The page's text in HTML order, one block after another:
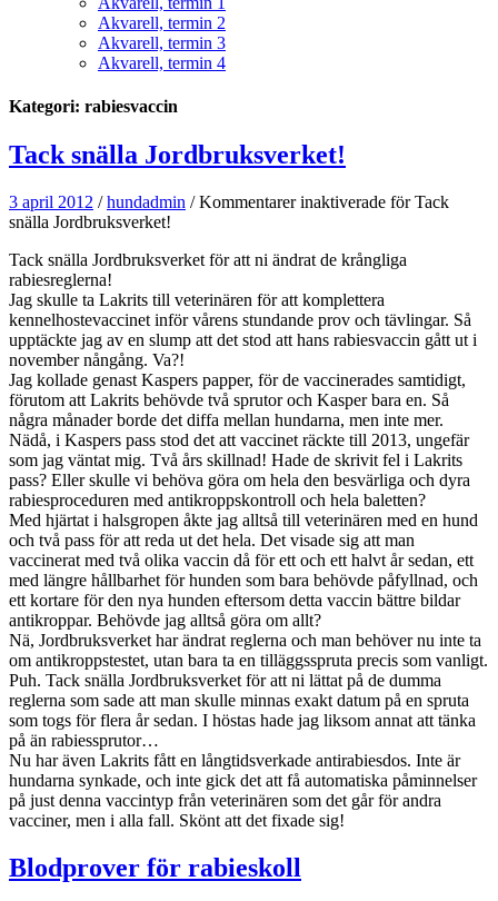
Akvarell, termin 2
Akvarell, termin 3
Akvarell, termin 4
Kategori: rabiesvaccin
Tack snälla Jordbruksverket!
3 april 2012 /hundadmin /Kommentarer inaktiverade för Tack
snälla Jordbruksverket!
Tack snälla Jordbruksverket för att ni ändrat de krångliga
rabiesreglerna!
Jag skulle ta Lakrits till veterinären för att komplettera
kennelhostevaccinet inför vårens stundande prov och tävlingar. Så
upptäckte jag av en slump att det stod att hans rabiesvaccin gått ut i
november nångång. Va?!
Jag kollade genast Kaspers papper, för de vaccinerades samtidigt,
förutom att Lakrits behövde två sprutor och Kasper bara en. Så
några månader borde det diffa mellan hundarna, men inte mer.
Nädå, i Kaspers pass stod det att vaccinet räckte till 2013, ungefär
som jag väntat mig. Två års skillnad! Hade de skrivit fel i Lakrits
pass? Eller skulle vi behöva göra om hela den besvärliga och dyra
rabiesproceduren med antikroppskontroll och hela baletten?
Med hjärtat i halsgropen åkte jag alltså till veterinären med en hund
och två pass för att reda ut det hela. Det visade sig att man
vaccinerat med två olika vaccin då för ett och ett halvt år sedan, ett
med längre hållbarhet för hunden som bara behövde påfyllnad, och
ett kortare för den nya hunden eftersom detta vaccin bättre bildar
antikroppar. Behövde jag alltså göra om allt?
Nä, Jordbruksverket har ändrat reglerna och man behöver nu inte ta
om antikroppstestet, utan bara ta en tilläggsspruta precis som vanligt.
Puh. Tack snälla Jordbruksverket för att ni lättat på de dumma
reglerna som sade att man skulle minnas exakt datum på en spruta
som togs för flera år sedan. I höstas hade jag liksom annat att tänka
på än rabiessprutor…
Nu har även Lakrits fått en långtidsverkade antirabiesdos. Inte är
hundarna synkade, och inte gick det att få automatiska påminnelser
på just denna vaccintyp från veterinären som det går för andra
vacciner, men i alla fall. Skönt att det fixade sig!
Blodprover för rabieskoll